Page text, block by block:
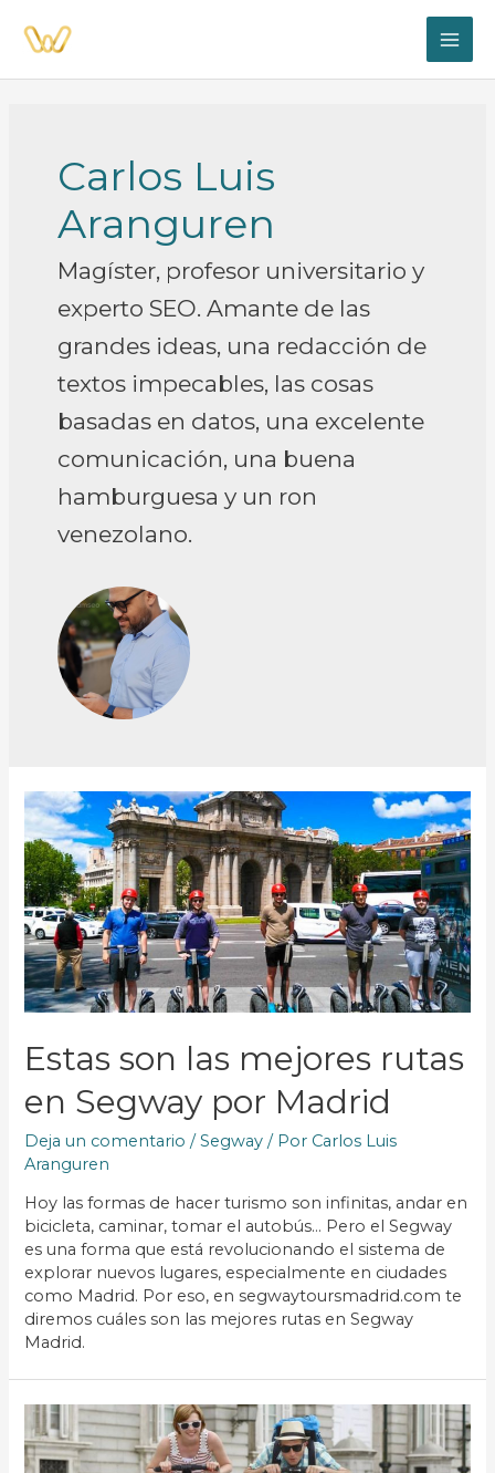
contenido
Carlos Luis
Aranguren
Magíster, profesor universitario y
experto SEO. Amante de las
grandes ideas, una redacción de
textos impecables, las cosas
basadas en datos, una excelente
comunicación, una buena
hamburguesa y un ron
venezolano.
Estas son las mejores rutas
en Segway por Madrid
Deja un comentario /Segway / Por Carlos Luis
Aranguren
Hoy las formas de hacer turismo son infinitas, andar en
bicicleta, caminar, tomar el autobús… Pero el Segway
es una forma que está revolucionando el sistema de
explorar nuevos lugares, especialmente en ciudades
como Madrid. Por eso, en segwaytoursmadrid.com te
diremos cuáles son las mejores rutas en Segway
Madrid.